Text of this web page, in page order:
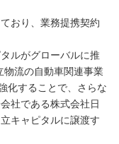
おり、業務提携契約
ルがグローバルに推
物流の自動車関連事業
化することで、さらな
社である株式会社日
キャピタルに譲渡す